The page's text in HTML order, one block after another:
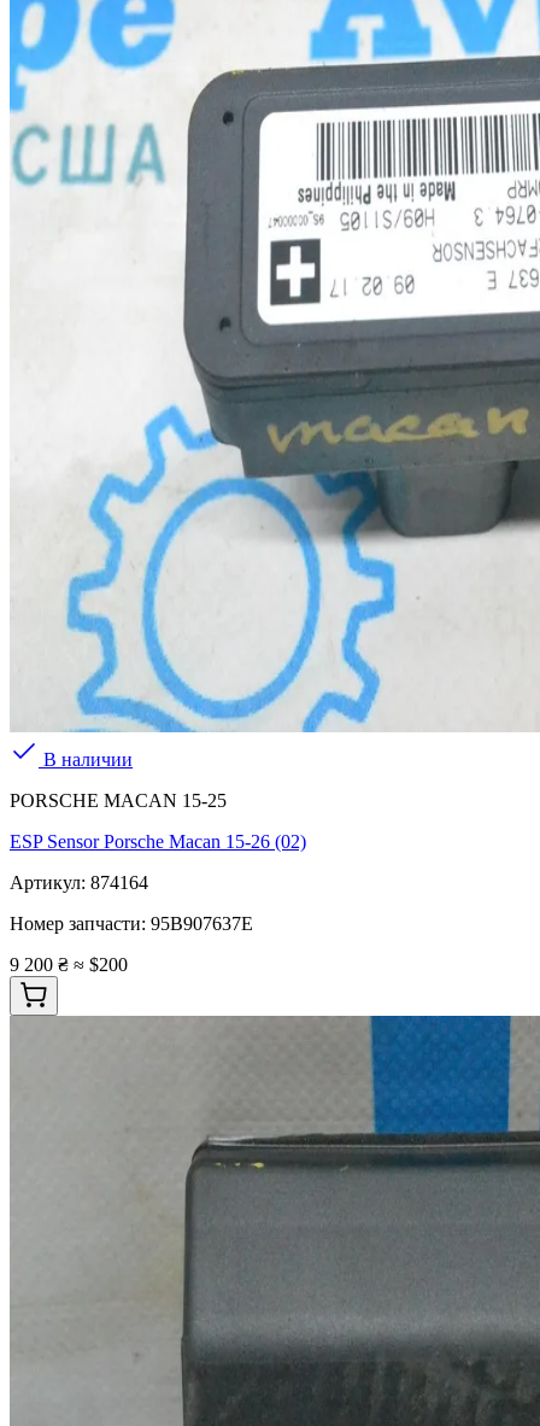
В наличии
PORSCHE MACAN 15-25
ESP Sensor Porsche Macan 15-26 (02)
Артикул: 874164
Номер запчасти: 95B907637E
9 200 ₴ ≈ $200